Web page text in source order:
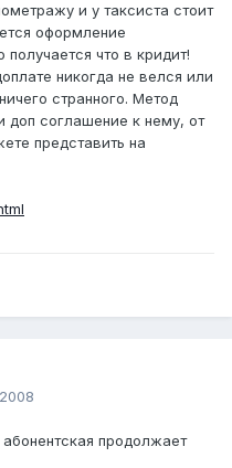
и у таксиста стоит
оформление
получается что в кридит!
никогда не велся или
странного. Метод
доп соглашение к нему, от
представить на
продолжает